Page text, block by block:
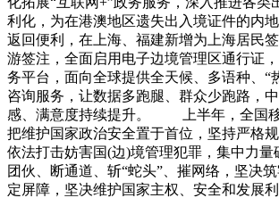
利化，为在港澳地区遗失出入境证件的内
返回便利，在上海、福建新增为上海居民
游签注，全面启用电子边境管理区通行证
务平台，面向全球提供全天候、多语种、“
咨询服务，让数据多跑腿、群众少跑路，
感、满意度持续提升。 上半年，全国
把维护国家政治安全置于首位，坚持严格
依法打击妨害国(边)境管理犯罪，集中力量
团伙、断通道、斩“蛇头”、摧网络，坚决
定屏障，坚决维护国家主权、安全和发展